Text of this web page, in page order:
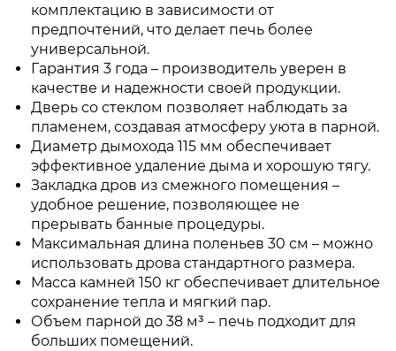
комплектацию в зависимости от
предпочтений, что делает печь более
универсальной.
Гарантия 3 года – производитель уверен в
качестве и надежности своей продукции.
Дверь со стеклом позволяет наблюдать за
пламенем, создавая атмосферу уюта в парной.
Диаметр дымохода 115 мм обеспечивает
эффективное удаление дыма и хорошую тягу.
Закладка дров из смежного помещения –
удобное решение, позволяющее не
прерывать банные процедуры.
Максимальная длина поленьев 30 см – можно
использовать дрова стандартного размера.
Масса камней 150 кг обеспечивает длительное
сохранение тепла и мягкий пар.
Объем парной до 38 м³ – печь подходит для
больших помещений.